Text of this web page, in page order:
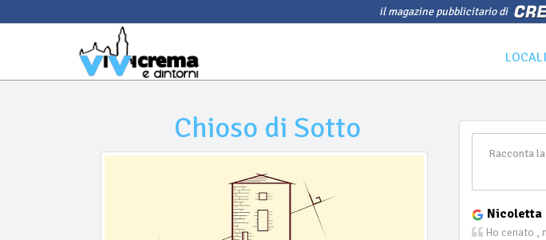
il magazine pubblicitario di
LOCALI
Chioso di Sotto
Nicoletta
Ho cenato ,